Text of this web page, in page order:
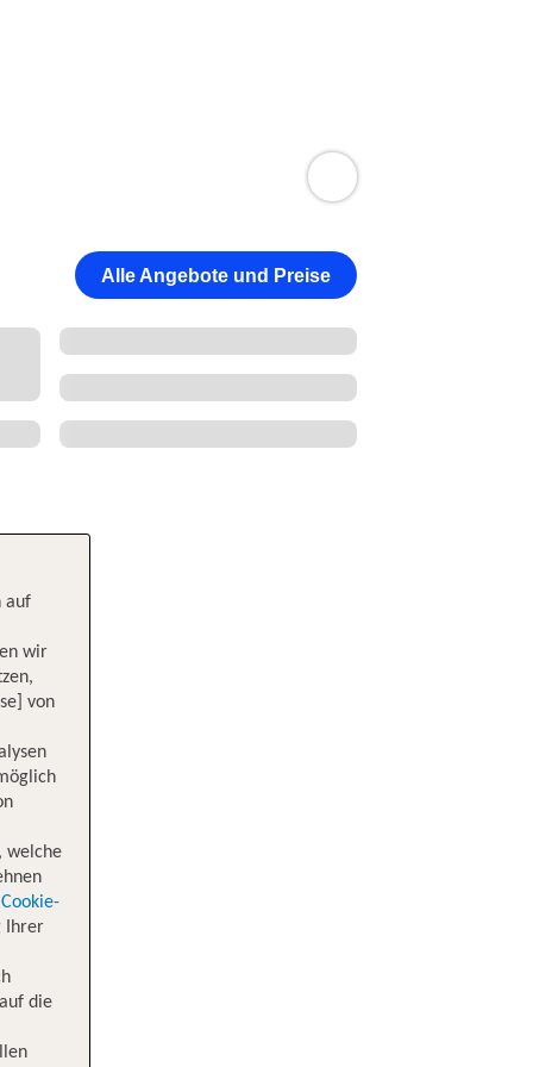
Alle Angebote und Preise
auf
wir
von
welche
Cookie-
Ihrer
die